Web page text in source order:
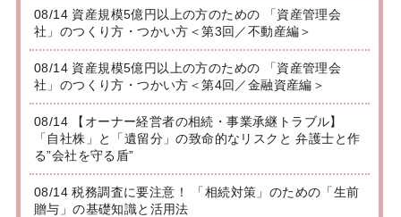
08/14 資産規模5億円以上の方のための 「資産管理会
社」のつくり方・つかい方＜第3回／不動産編＞
08/14 資産規模5億円以上の方のための 「資産管理会
社」のつくり方・つかい方＜第4回／金融資産編＞
08/14 【オーナー経営者の相続・事業承継トラブル】
「自社株」と「遺留分」の致命的なリスクと 弁護士と作
る”会社を守る盾”
08/14 税務調査に要注意！ 「相続対策」のための「生前
贈与」の基礎知識と活用法